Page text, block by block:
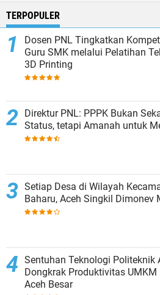
TERPOPULER
Dosen PNL Tingkatkan
Guru SMK melalui Pelatihan
3D Printing
Direktur PNL: PPPK Bukan
Status, tetapi Amanah untuk
Setiap Desa di Wilayah
Baharu, Aceh Singkil Dimonev
Sentuhan Teknologi Politeknik
Dongkrak Produktivitas UMKM
Aceh Besar